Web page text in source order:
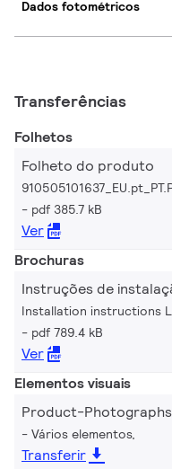
Dados fotométricos
Transferências
Folhetos
Folheto do produto
pdf 385.7 kB
Ver
Brochuras
Instruções de
Installation instructions
pdf 789.4 kB
Ver
Elementos visuais
Product-
Vários elementos,
Transferir